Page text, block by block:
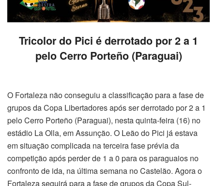
Tricolor do Pici é derrotado por 2 a 1
pelo Cerro Porteño (Paraguai)
O Fortaleza não conseguiu a classificação para a fase de
grupos da Copa Libertadores após ser derrotado por 2 a 1
pelo Cerro Porteño (Paraguai), nesta quinta-feira (16) no
estádio La Olla, em Assunção. O Leão do Pici já estava
em situação complicada na terceira fase prévia da
competição após perder de 1 a 0 para os paraguaios no
confronto de ida, na última semana no Castelão. Agora o
Fortaleza seguirá para a fase de grupos da Copa Sul-